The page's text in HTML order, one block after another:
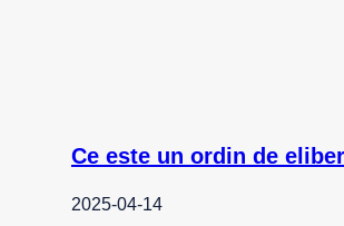
Ce este un ordin de
2025-04-14